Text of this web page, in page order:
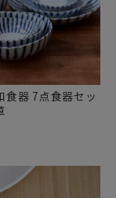
食器 7点食器セッ